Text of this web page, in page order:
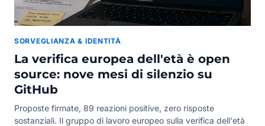
SORVEGLIANZA & IDENTITÀ
La verifica europea dell'età è open
source: nove mesi di silenzio su
GitHub
Proposte firmate, 89 reazioni positive, zero risposte
sostanziali. Il gruppo di lavoro europeo sulla verifica dell'età